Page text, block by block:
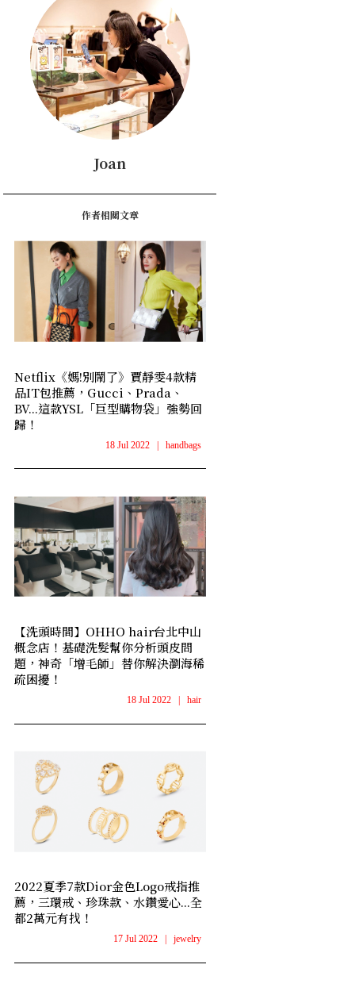
Joan
作者相關文章
Netflix《媽!別鬧了》賈靜雯4款精
品IT包推薦，Gucci、Prada、
BV...這款YSL「巨型購物袋」強勢回
歸！
18 Jul 2022 | handbags
【洗頭時間】OHHO hair台北中山
概念店！基礎洗髮幫你分析頭皮問
題，神奇「增毛師」替你解決瀏海稀
疏困擾！
18 Jul 2022 hair
2022夏季7款Dior金色Logo戒指推
薦，三環戒、珍珠款、水鑽愛心...全
都2萬元有找！
17 Jul 2022 jewelry